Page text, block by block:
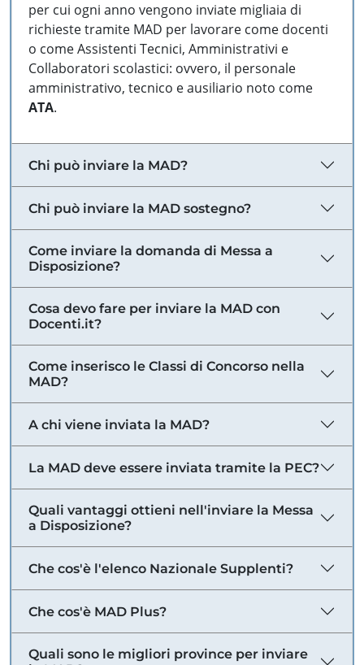
per cui ogni anno vengono inviate migliaia di
richieste tramite MAD per lavorare come docenti
o come Assistenti Tecnici, Amministrativi e
Collaboratori scolastici: ovvero, il personale
amministrativo, tecnico e ausiliario noto come
ATA.
Chi può inviare la MAD?
Chi può inviare la MAD sostegno?
Come inviare la domanda di Messa a
Disposizione?
Cosa devo fare per inviare la MAD con
Docenti.it?
Come inserisco le Classi di Concorso nella
MAD?
A chi viene inviata la MAD?
La MAD deve essere inviata tramite la PEC?
Quali vantaggi ottieni nell'inviare la Messa
a Disposizione?
Che cos'è l'elenco Nazionale Supplenti?
Che cos'è MAD Plus?
Quali sono le migliori province per inviare